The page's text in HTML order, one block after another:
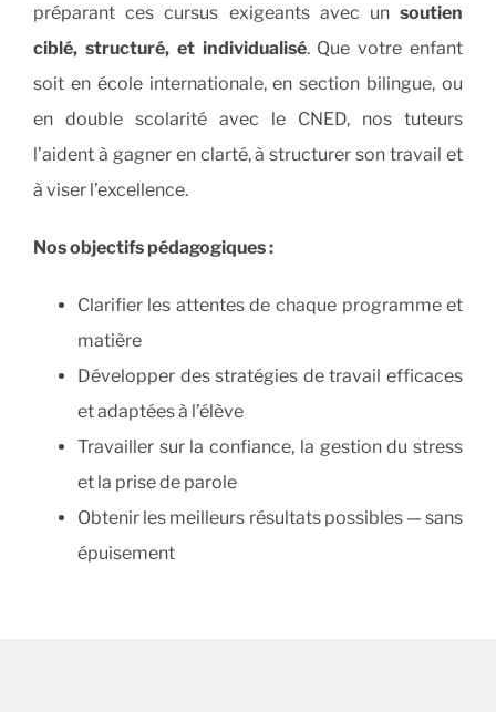
préparant ces cursus exigeants avec unsoutien
ciblé, structuré, et individualisé. Que votre enfant
soit en école internationale, en section bilingue, ou
en double scolarité avec le CNED, nos tuteurs
l’aident à gagner en clarté, à structurer son travail et
à viser l’excellence.
Nos objectifs pédagogiques :
Clarifier les attentes de chaque programme et
matière
Développer des stratégies de travail efficaces
et adaptées à l’élève
Travailler sur la confiance, la gestion du stress
et la prise de parole
Obtenir les meilleurs résultats possibles — sans
épuisement